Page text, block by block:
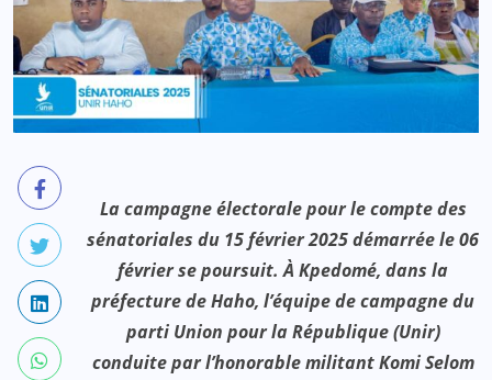
La campagne électorale pour le compte des
sénatoriales du 15 février 2025 démarrée le 06
février se poursuit. À Kpedomé, dans la
préfecture de Haho, l’équipe de campagne du
parti Union pour la République (Unir)
conduite par l’honorable militant Komi Selom